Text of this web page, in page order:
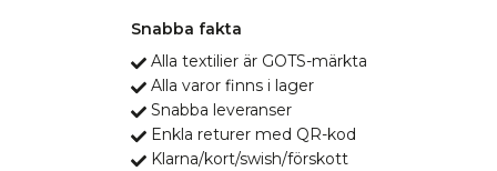
Snabba fakta
Alla textilier är GOTS-märkta
Alla varor finns i lager
Snabba leveranser
Enkla returer med QR-kod
Klarna/kort/swish/förskott